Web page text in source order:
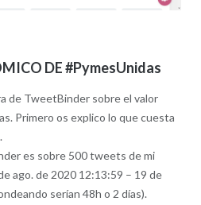
DE #PymesUnidas
de TweetBinder sobre el valor
Primero os explico lo que cuesta
es sobre 500 tweets de mi
ago. de 2020 12:13:59 – 19 de
serían 48h o 2 días).